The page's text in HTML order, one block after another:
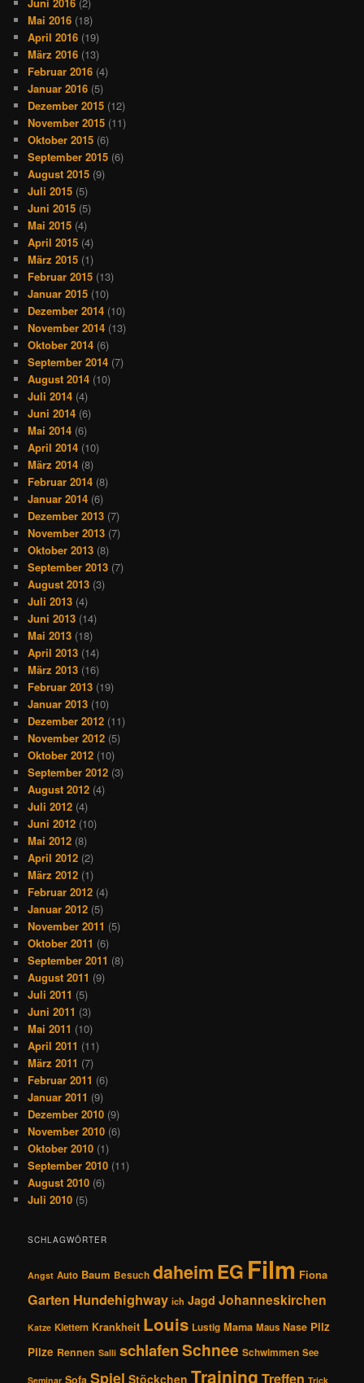
Mai 2016 (18)
April 2016 (19)
März 2016 (13)
Februar 2016 (4)
Januar 2016 (5)
Dezember 2015 (12)
November 2015 (11)
Oktober 2015 (6)
September 2015 (6)
August 2015 (9)
Juli 2015 (5)
Juni 2015 (5)
Mai 2015 (4)
April 2015 (4)
März 2015 (1)
Februar 2015 (13)
Januar 2015 (10)
Dezember 2014 (10)
November 2014 (13)
Oktober 2014 (6)
September 2014 (7)
August 2014 (10)
Juli 2014 (4)
Juni 2014 (6)
Mai 2014 (6)
April 2014 (10)
März 2014 (8)
Februar 2014 (8)
Januar 2014 (6)
Dezember 2013 (7)
November 2013 (7)
Oktober 2013 (8)
September 2013 (7)
August 2013 (3)
Juli 2013 (4)
Juni 2013 (14)
Mai 2013 (18)
April 2013 (14)
März 2013 (16)
Februar 2013 (19)
Januar 2013 (10)
Dezember 2012 (11)
November 2012 (5)
Oktober 2012 (10)
September 2012 (3)
August 2012 (4)
Juli 2012 (4)
Juni 2012 (10)
Mai 2012 (8)
April 2012 (2)
März 2012 (1)
Februar 2012 (4)
Januar 2012 (5)
November 2011 (5)
Oktober 2011 (6)
September 2011 (8)
August 2011 (9)
Juli 2011 (5)
Juni 2011 (3)
Mai 2011 (10)
April 2011 (11)
März 2011 (7)
Februar 2011 (6)
Januar 2011 (9)
Dezember 2010 (9)
November 2010 (6)
Oktober 2010 (1)
September 2010 (11)
August 2010 (6)
Juli 2010 (5)
SCHLAGWÖRTER
Angst Auto Baum Besuch daheimEG Film Fiona
Garten Hundehighway ich Jagd Johanneskirchen
Katze Klettern Krankheit Louis Lustig Mama Maus Nase Pilz
Pilze Rennen Salli schlafenSchnee Schwimmen See
Seminar Sofa Spiel Stöckchen Training Treffen Trick